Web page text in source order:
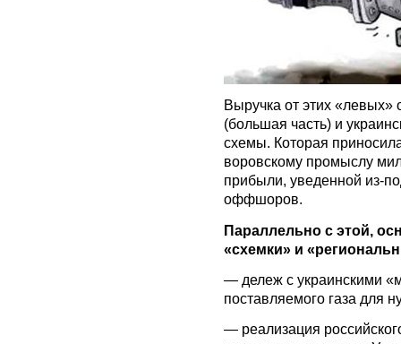
Выручка от этих
(большая часть) и
схемы. Которая
воровскому промыслу
прибыли, уведенной из-
оффшоров.
Параллельно с этой,
«схемки» и
— дележ с украинскими
поставляемого газа для
— реализация